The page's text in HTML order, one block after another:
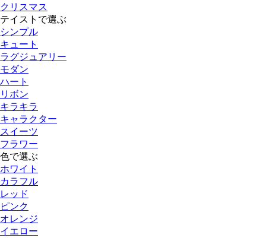
クリスマス
テイストで選ぶ
シンプル
キュート
ラグジュアリー
モダン
ハート
リボン
キラキラ
キャラクター
スイーツ
フラワー
色で選ぶ
ホワイト
カラフル
レッド
ピンク
オレンジ
イエロー